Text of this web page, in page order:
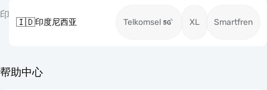
印
🇮🇩印度尼西亚 Telkomsel XL Smartfren
帮助中心